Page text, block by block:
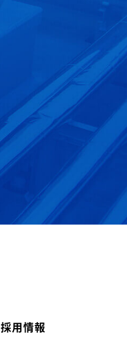
採用情報